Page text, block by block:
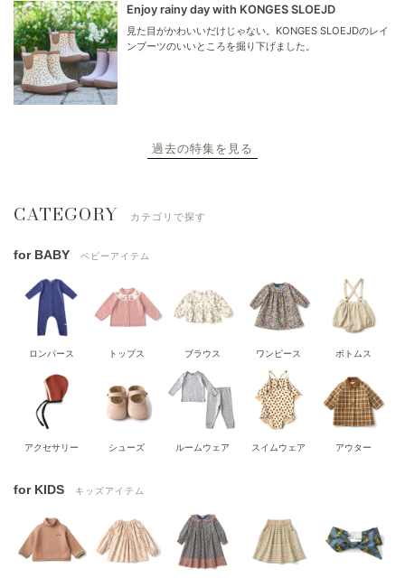
Enjoy rainy day with KONGES SLOEJD
見た目がかわいいだけじゃない。KONGES SLOEJDのレイ
ンブーツのいいところを掘り下げました。
過去の特集を見る
CATEGORY カテゴリで探す
for BABY ベビーアイテム
ロンパース トップス ブラウス ワンピース ボトムス
アクセサリー シューズ ルームウェア スイムウェア アウター
for KIDS キッズアイテム